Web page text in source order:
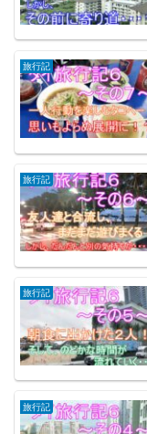
旅行記
旅行記
旅行記
旅行記